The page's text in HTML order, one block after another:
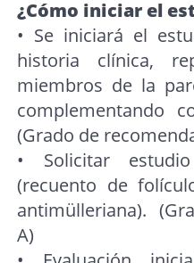
¿Cómo iniciar el
• Se iniciará el
historia clínica,
miembros de la
complementando
(Grado de
• Solicitar
(recuento de
antimülleriana).
A)